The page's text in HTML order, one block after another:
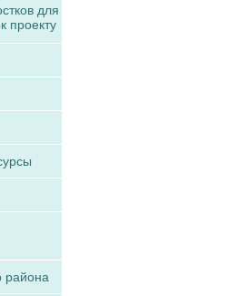
для
проекту
района